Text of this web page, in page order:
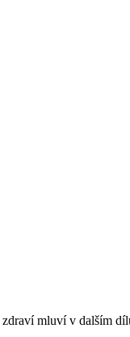
mluví v dalším